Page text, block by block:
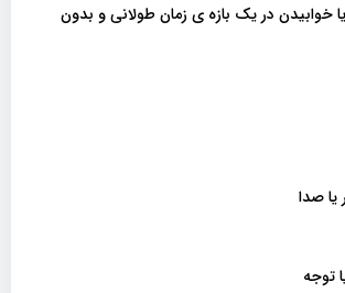
خوابیدن در یک بازه ی زمان طولانی و بدون
صدا
توجه